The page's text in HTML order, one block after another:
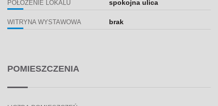
POŁOŻENIE LOKALU spokojna ulica
WITRYNA WYSTAWOWA brak
POMIESZCZENIA